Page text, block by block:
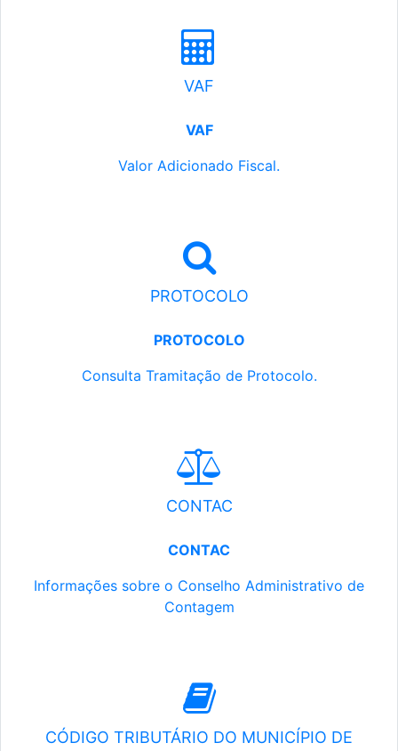
VAF
VAF
Valor Adicionado Fiscal.
PROTOCOLO
PROTOCOLO
Consulta Tramitação de Protocolo.
CONTAC
CONTAC
Informações sobre o Conselho Administrativo de
Contagem
CÓDIGO TRIBUTÁRIO DO MUNICÍPIO DE